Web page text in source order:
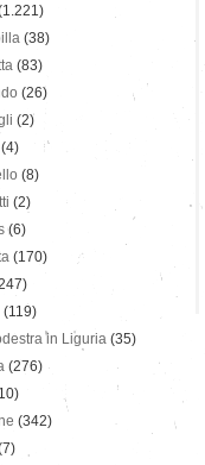
(38)
(83)
(26)
(2)
(4)
(8)
(2)
(6)
(170)
(119)
in Liguria (35)
(276)
(342)